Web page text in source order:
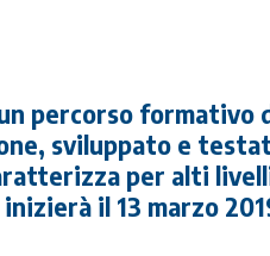
percorso
sviluppato e
per alti
il 13 marzo